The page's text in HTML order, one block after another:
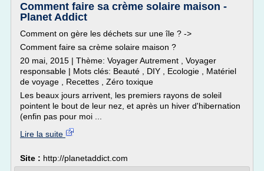
Comment faire sa crème solaire maison -
Planet Addict
Comment on gère les déchets sur une île ? ->
Comment faire sa crème solaire maison ?
20 mai, 2015 | Thème: Voyager Autrement , Voyager
responsable | Mots clés: Beauté , DIY , Ecologie , Matériel
de voyage , Recettes , Zéro toxique
Les beaux jours arrivent, les premiers rayons de soleil
pointent le bout de leur nez, et après un hiver d'hibernation
(enfin pas pour moi ...
Lire la suite
Site : http://planetaddict.com